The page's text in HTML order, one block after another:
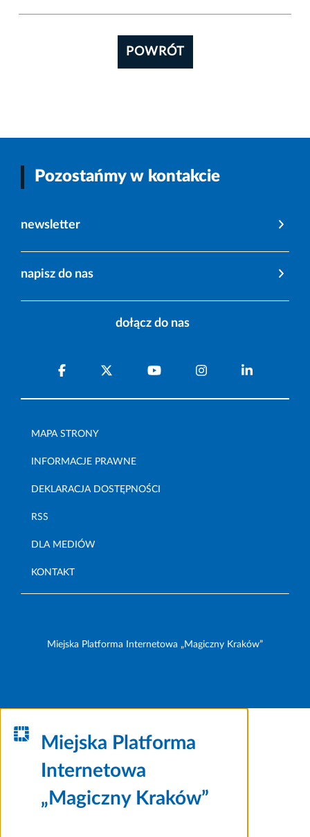
POWRÓT
Pozostańmy w kontakcie
newsletter
napisz do nas
dołącz do nas
MAPA STRONY
INFORMACJE PRAWNE
DEKLARACJA DOSTĘPNOŚCI
RSS
DLA MEDIÓW
KONTAKT
Miejska Platforma Internetowa „Magiczny Kraków”
Miejska Platforma
Internetowa
„Magiczny Kraków”